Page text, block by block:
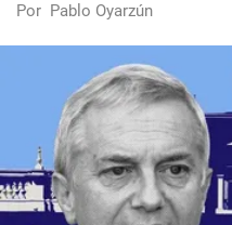
Por Pablo Oyarzún